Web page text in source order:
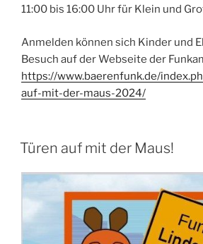
11:00 bis 16:00 Uhr für Klein und
Anmelden können sich Kinder und
Besuch auf der Webseite der
https://www.baerenfunk.de/
auf-mit-der-maus-2024/
Türen auf mit der Maus!